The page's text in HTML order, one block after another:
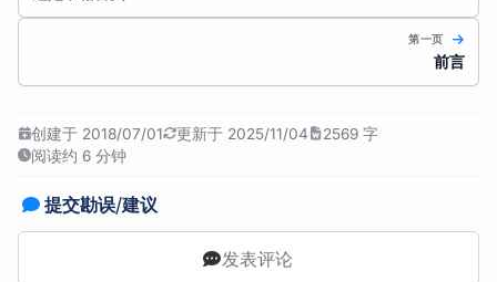
第一页
前言
创建于 2018/07/01 更新于 2025/11/04
2569 字
阅读约 6 分钟
提交勘误/建议
发表评论